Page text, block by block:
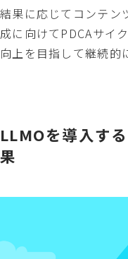
結果に応じてコンテン
成に向けてPDCAサイ
向上を目指して継続的
LLMOを導入す
果